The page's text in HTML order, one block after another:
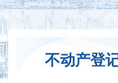
不动产登